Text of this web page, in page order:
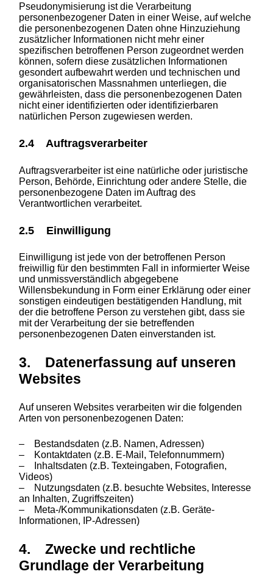
Pseudonymisierung ist die Verarbeitung
personenbezogener Daten in einer Weise, auf welche
die personenbezogenen Daten ohne Hinzuziehung
zusätzlicher Informationen nicht mehr einer
spezifischen betroffenen Person zugeordnet werden
können, sofern diese zusätzlichen Informationen
gesondert aufbewahrt werden und technischen und
organisatorischen Massnahmen unterliegen, die
gewährleisten, dass die personenbezogenen Daten
nicht einer identifizierten oder identifizierbaren
natürlichen Person zugewiesen werden.
2.4 Auftragsverarbeiter
Auftragsverarbeiter ist eine natürliche oder juristische
Person, Behörde, Einrichtung oder andere Stelle, die
personenbezogene Daten im Auftrag des
Verantwortlichen verarbeitet.
2.5 Einwilligung
Einwilligung ist jede von der betroffenen Person
freiwillig für den bestimmten Fall in informierter Weise
und unmissverständlich abgegebene
Willensbekundung in Form einer Erklärung oder einer
sonstigen eindeutigen bestätigenden Handlung, mit
der die betroffene Person zu verstehen gibt, dass sie
mit der Verarbeitung der sie betreffenden
personenbezogenen Daten einverstanden ist.
3. Datenerfassung auf unseren
Websites
Auf unseren Websites verarbeiten wir die folgenden
Arten von personenbezogenen Daten:
– Bestandsdaten (z.B. Namen, Adressen)
– Kontaktdaten (z.B. E-Mail, Telefonnummern)
– Inhaltsdaten (z.B. Texteingaben, Fotografien,
Videos)
– Nutzungsdaten (z.B. besuchte Websites, Interesse
an Inhalten, Zugriffszeiten)
– Meta-/Kommunikationsdaten (z.B. Geräte-
Informationen, IP-Adressen)
4. Zwecke und rechtliche
Grundlage der Verarbeitung